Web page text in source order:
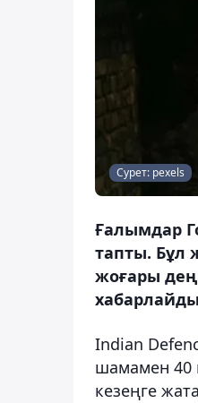
Сурет: pexels
Ғалымдар
тапты. Бұл
жоғары
Indian
шамамен 40
кезеңге